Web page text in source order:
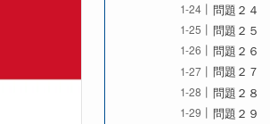
問題２４
問題２５
問題２６
問題２７
問題２８
問題２９